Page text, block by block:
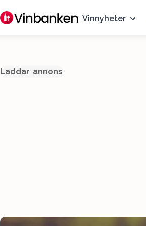
Vinnyheter
Laddar annons